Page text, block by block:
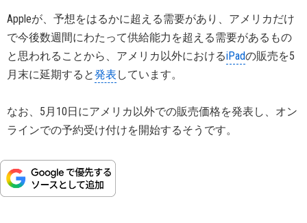
Appleが、予想をはるかに超える需要があり、アメリカだけ
で今後数週間にわたって供給能力を超える需要があるもの
と思われることから、アメリカ以外におけるiPadの販売を5
月末に延期すると発表 しています。
なお、5月10日にアメリカ以外での販売価格を発表し、オン
ラインでの予約受け付けを開始するそうです。